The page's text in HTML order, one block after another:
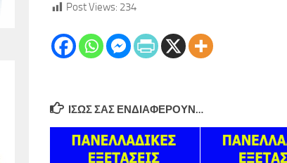
Post Views: 234
ΊΣΩΣ ΣΑΣ ΕΝΔΙΑΦΈΡΟΥΝ…